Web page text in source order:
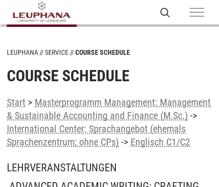
LEUPHANA SERVICE COURSE SCHEDULE
COURSE SCHEDULE
Start > Masterprogramm Management: Management
& Sustainable Accounting and Finance (M.Sc.) ->
International Center: Sprachangebot (ehemals
Sprachenzentrum; ohne CPs) -> Englisch C1/C2
LEHRVERANSTALTUNGEN